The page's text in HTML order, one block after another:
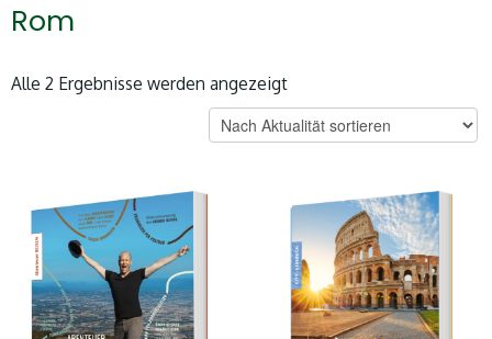
Rom
Alle 2 Ergebnisse werden angezeigtNach
Aktualität
sortiert